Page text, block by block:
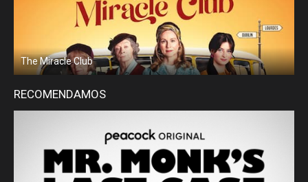
The Miracle Club
RECOMENDAMOS